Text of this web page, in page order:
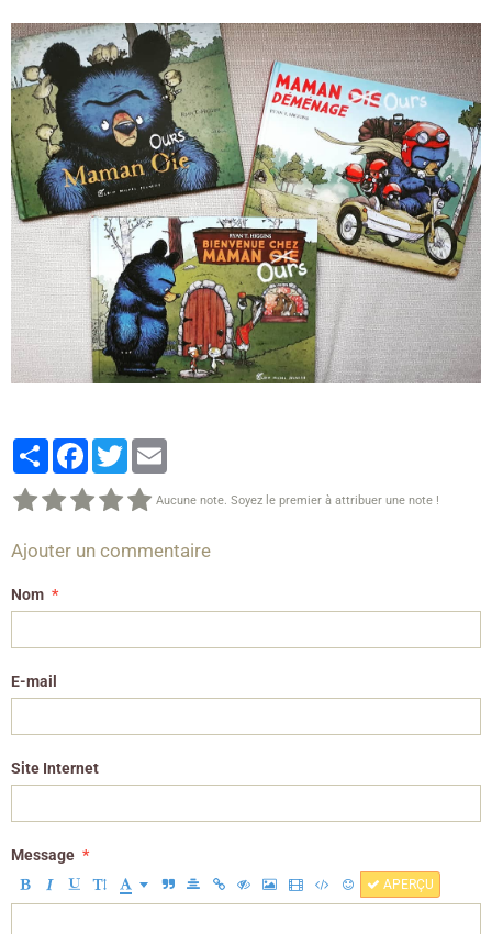
PartagerFacebook
Twitter
Aucune note. Soyez le premier à attribuer une note !
Ajouter un commentaire
Nom
E-mail
Site Internet
Message
APERÇU